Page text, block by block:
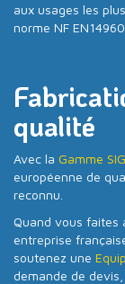
aux usages les
norme NF
qualité
Avec la Gamme
européenne de
reconnu.
Quand vous faites
entreprise
soutenez une
demande de